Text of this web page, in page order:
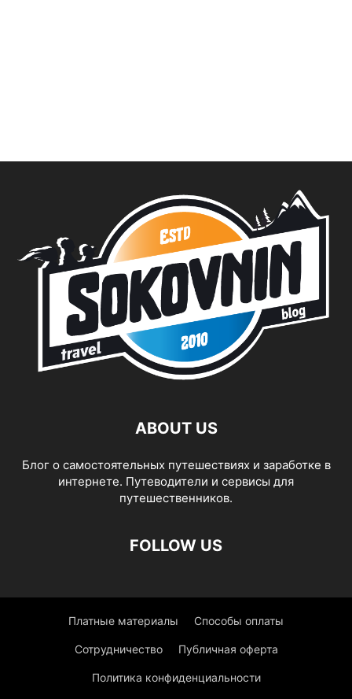
ABOUT US
Блог о самостоятельных путешествиях и заработке в
интернете. Путеводители и сервисы для
путешественников.
FOLLOW US
Платные материалы Способы оплаты
Сотрудничество Публичная оферта
Политика конфиденциальности